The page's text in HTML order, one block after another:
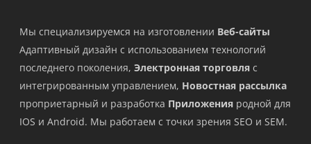
Мы специализируемся на изготовлении Веб-сайты
Адаптивный дизайн с использованием технологий
последнего поколения, Электронная торговля с
интегрированным управлением, Новостная рассылка
проприетарный и разработка Приложения родной для
IOS и Android. Мы работаем с точки зрения SEO и SEM.